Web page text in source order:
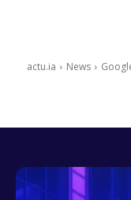
actu.ia News